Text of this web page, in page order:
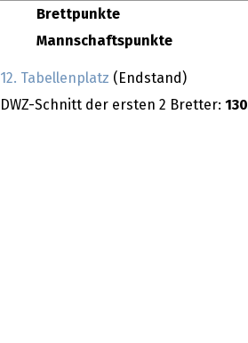
Brettpunkte
Mannschaftspunkte
12. Tabellenplatz (Endstand)
DWZ-Schnitt der ersten 2 Bretter: